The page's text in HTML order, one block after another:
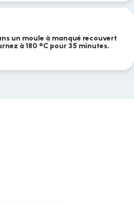
un moule à manqué recouvert
à 180 °C pour 35 minutes.